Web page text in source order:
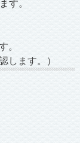
す。
。
します。）